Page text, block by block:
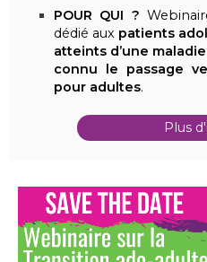
POUR QUI ?
dédié aux patients
atteints d’une
connu le passage
pour adultes.
Plus